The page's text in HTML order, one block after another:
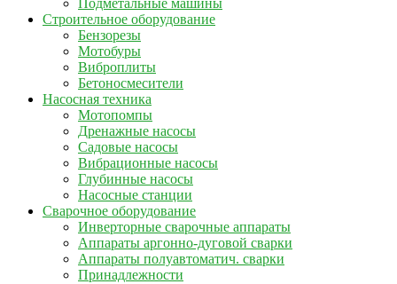
Подметальные машины
Строительное оборудование
Бензорезы
Мотобуры
Виброплиты
Бетоносмесители
Насосная техника
Мотопомпы
Дренажные насосы
Садовые насосы
Вибрационные насосы
Глубинные насосы
Насосные станции
Сварочное оборудование
Инверторные сварочные аппараты
Аппараты аргонно-дуговой сварки
Аппараты полуавтоматич. сварки
Принадлежности